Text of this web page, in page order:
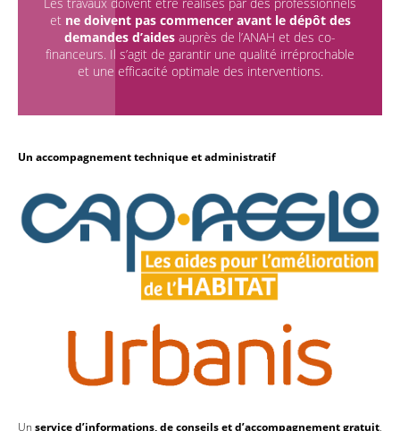
et ne doivent pas commencer avant le dépôt des
demandes d’aides auprès de l’ANAH et des co-
financeurs. Il s’agit de garantir une qualité irréprochable
et une efficacité optimale des interventions.
Un accompagnement technique et administratif
Un service d’informations, de conseils et d’accompagnement gratuit,